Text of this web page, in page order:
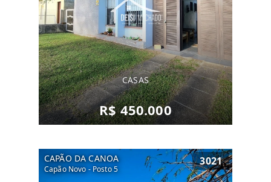
CASAS
R$ 450.000
CAPÃO DA CANOA
Capão Novo - Posto 5
3021